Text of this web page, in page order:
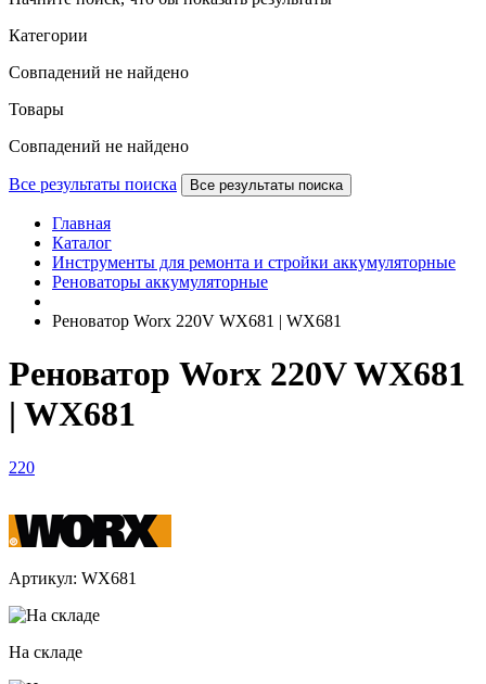
Категории
Совпадений не найдено
Товары
Совпадений не найдено
Все результаты поиска Все результаты поиска
Главная
Каталог
Инструменты для ремонта и стройки аккумуляторные
Реноваторы аккумуляторные
Реноватор Worx 220V WX681 | WX681
Реноватор Worx 220V WX681
| WX681
220
Артикул: WX681
На складе